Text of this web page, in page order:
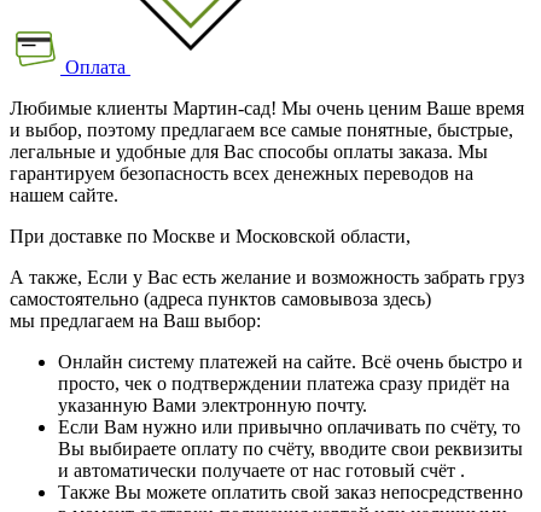
Оплата
Любимые клиенты Мартин-сад! Мы очень ценим Ваше время
и выбор, поэтому предлагаем все самые понятные, быстрые,
легальные и удобные для Вас способы оплаты заказа. Мы
гарантируем безопасность всех денежных переводов на
нашем сайте.
При доставке по Москве и Московской области,
А также, Если у Вас есть желание и возможность забрать груз
самостоятельно (адреса пунктов самовывоза здесь)
мы предлагаем на Ваш выбор:
Онлайн систему платежей на сайте. Всё очень быстро и
просто, чек о подтверждении платежа сразу придёт на
указанную Вами электронную почту.
Если Вам нужно или привычно оплачивать по счёту, то
Вы выбираете оплату по счёту, вводите свои реквизиты
и автоматически получаете от нас готовый счёт .
Также Вы можете оплатить свой заказ непосредственно